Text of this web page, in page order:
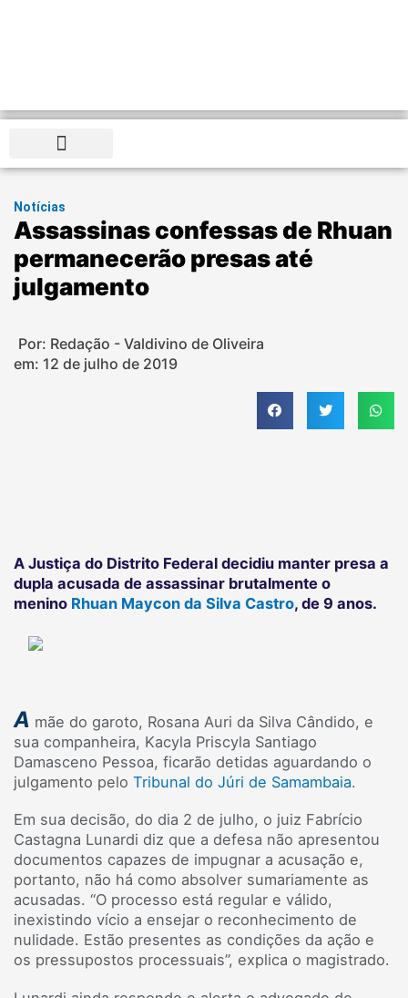
Notícias
Assassinas confessas de Rhuan
permanecerão presas até
julgamento
Por: Redação - Valdivino de Oliveira
em: 12 de julho de 2019
A Justiça do Distrito Federal decidiu manter presa a
dupla acusada de assassinar brutalmente o
menino Rhuan Maycon da Silva Castro, de 9 anos.
A mãe do garoto, Rosana Auri da Silva Cândido, e
sua companheira, Kacyla Priscyla Santiago
Damasceno Pessoa, ficarão detidas aguardando o
julgamento pelo Tribunal do Júri de Samambaia.
Em sua decisão, do dia 2 de julho, o juiz Fabrício
Castagna Lunardi diz que a defesa não apresentou
documentos capazes de impugnar a acusação e,
portanto, não há como absolver sumariamente as
acusadas. “O processo está regular e válido,
inexistindo vício a ensejar o reconhecimento de
nulidade. Estão presentes as condições da ação e
os pressupostos processuais”, explica o magistrado.